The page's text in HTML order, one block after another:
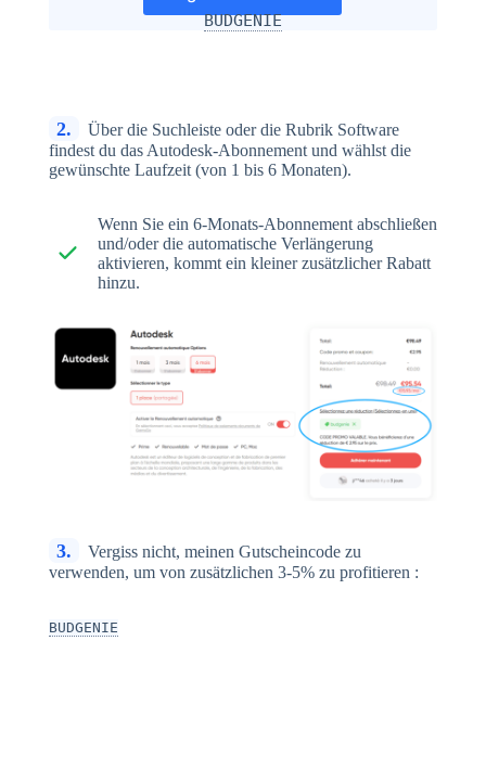
BUDGENIE
2.
Über die Suchleiste oder die Rubrik Software
findest du das Autodesk-Abonnement und wählst die
gewünschte Laufzeit (von 1 bis 6 Monaten).
Wenn Sie ein 6-Monats-Abonnement abschließen
und/oder die automatische Verlängerung
aktivieren, kommt ein kleiner zusätzlicher Rabatt
hinzu.
3.
Vergiss nicht, meinen Gutscheincode zu
verwenden, um von zusätzlichen 3-5% zu profitieren :
BUDGENIE